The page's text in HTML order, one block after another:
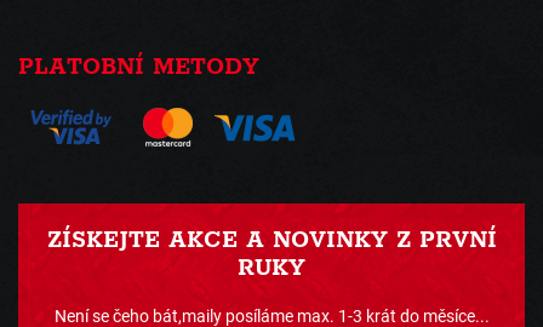
PLATOBNÍ METODY
ZÍSKEJTE AKCE A NOVINKY Z PRVNÍ
RUKY
Není se čeho bát,maily posíláme max. 1-3 krát do měsíce...